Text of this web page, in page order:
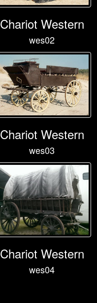
Chariot Western
wes02
Chariot Western
wes03
Chariot Western
wes04